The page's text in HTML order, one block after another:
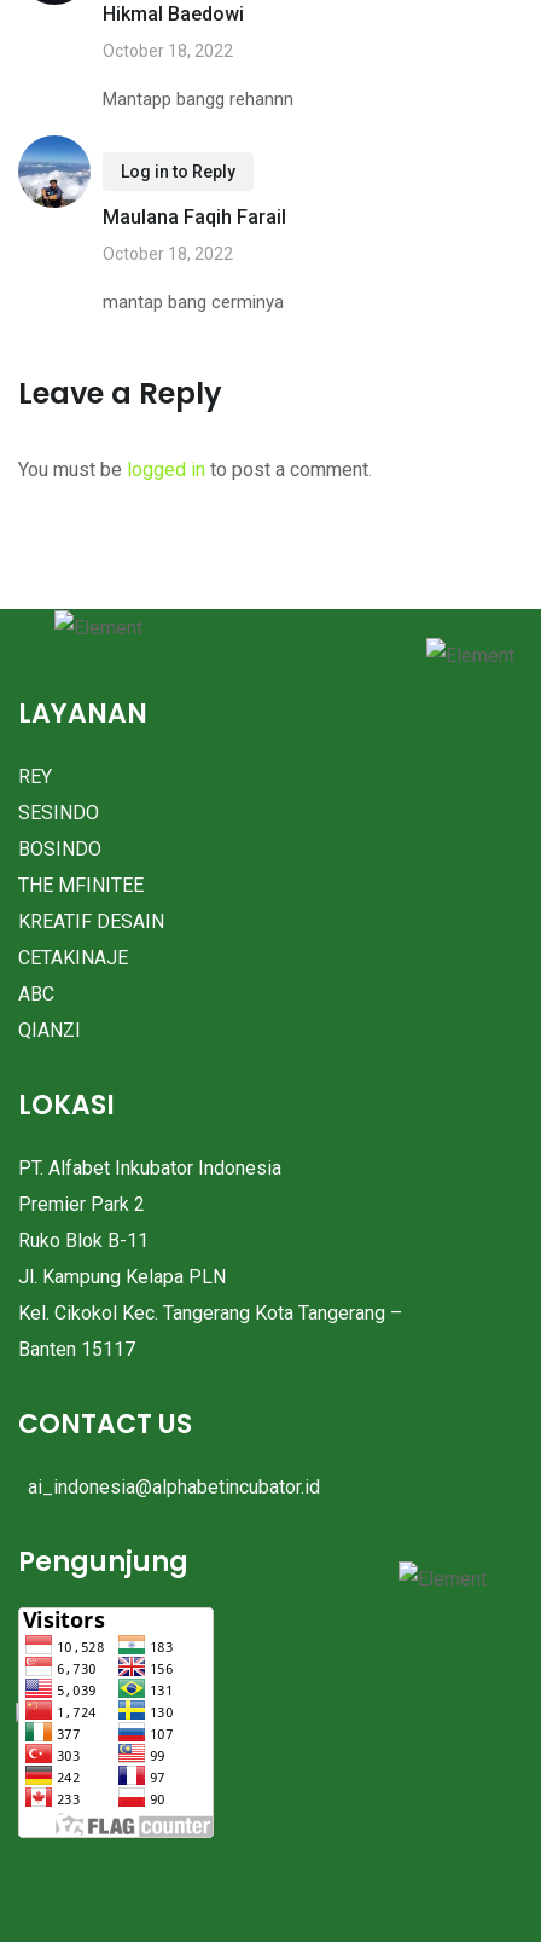
Hikmal Baedowi
October 18, 2022
Mantapp bangg rehannn
Log in to Reply
Maulana Faqih Farail
October 18, 2022
mantap bang cerminya
Leave a Reply
You must be logged in to post a comment.
LAYANAN
REY
SESINDO
BOSINDO
THE MFINITEE
KREATIF DESAIN
CETAKINAJE
ABC
QIANZI
LOKASI
PT. Alfabet Inkubator Indonesia
Premier Park 2
Ruko Blok B-11
Jl. Kampung Kelapa PLN
Kel. Cikokol Kec. Tangerang Kota Tangerang –
Banten 15117
CONTACT US
ai_indonesia@alphabetincubator.id
Pengunjung